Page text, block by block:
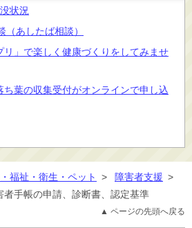
状況
あしたば相談）
リ」で楽しく健康づくりをしてみませ
葉の収集受付がオンラインで申し込
福祉・衛生・ペット > 障害者支援 >
者手帳の申請、診断書、認定基準
▲ ページの先頭へ戻る